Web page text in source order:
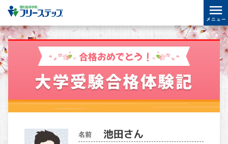
合格おめでとう！
大学受験合格体験記
名前